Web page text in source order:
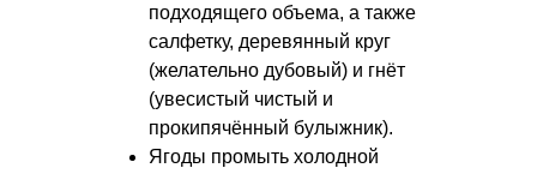
подходящего объема, а также
салфетку, деревянный круг
(желательно дубовый) и гнёт
(увесистый чистый и
прокипячённый булыжник).
Ягоды промыть холодной